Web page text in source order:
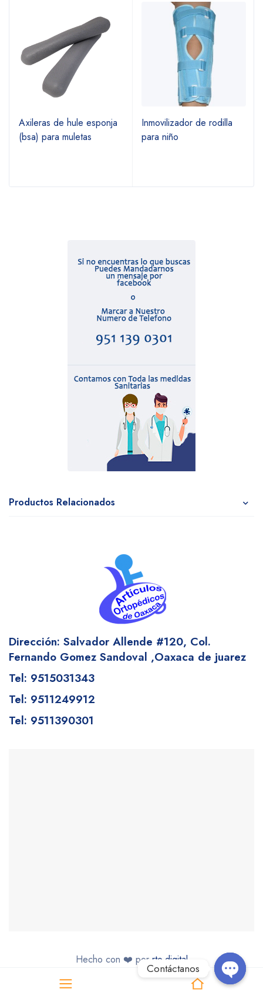
Axileras de hule esponja
(bsa) para muletas
Inmovilizador de rodilla
para niño
Productos Relacionados
Dirección: Salvador Allende #120, Col.
Fernando Gomez Sandoval ,Oaxaca de juarez
Tel: 9515031343
Tel: 9511249912
Tel: 9511390301
Hecho con ❤️ por rto.digital
Contáctanos